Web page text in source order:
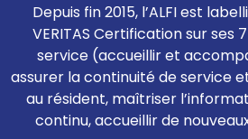
Depuis fin 2015, l’ALFI est
VERITAS Certification sur ses
service (accueillir et
assurer la continuité de service
au résident, maîtriser
continu, accueillir de